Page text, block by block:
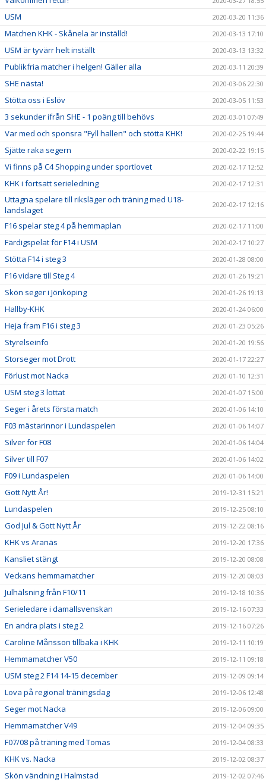
USM 2020-03-20 11:36
Matchen KHK - Skånela är inställd! 2020-03-13 17:10
USM är tyvärr helt inställt 2020-03-13 13:32
Publikfria matcher i helgen! Gäller alla 2020-03-11 20:39
SHE nästa! 2020-03-06 22:30
Stötta oss i Eslöv 2020-03-05 11:53
3 sekunder ifrån SHE - 1 poäng till behövs 2020-03-01 07:49
Var med och sponsra "Fyll hallen" och stötta KHK! 2020-02-25 19:44
Sjätte raka segern 2020-02-22 19:15
Vi finns på C4 Shopping under sportlovet 2020-02-17 12:52
KHK i fortsatt serieledning 2020-02-17 12:31
Uttagna spelare till riksläger och träning med U18-
landslaget
2020-02-17 12:16
F16 spelar steg 4 på hemmaplan 2020-02-17 11:00
Färdigspelat för F14 i USM 2020-02-17 10:27
Stötta F14 i steg 3 2020-01-28 08:00
F16 vidare till Steg 4 2020-01-26 19:21
Skön seger i Jönköping 2020-01-26 19:13
Hallby-KHK 2020-01-24 06:00
Heja fram F16 i steg 3 2020-01-23 05:26
Styrelseinfo 2020-01-20 19:56
Storseger mot Drott 2020-01-17 22:27
Förlust mot Nacka 2020-01-10 12:31
USM steg 3 lottat 2020-01-07 15:00
Seger i årets första match 2020-01-06 14:10
F03 mästarinnor i Lundaspelen 2020-01-06 14:07
Silver för F08 2020-01-06 14:04
Silver till F07 2020-01-06 14:02
F09 i Lundaspelen 2020-01-06 14:00
Gott Nytt År! 2019-12-31 15:21
Lundaspelen 2019-12-25 08:10
God Jul & Gott Nytt År 2019-12-22 08:16
KHK vs Aranäs 2019-12-20 17:36
Kansliet stängt 2019-12-20 08:08
Veckans hemmamatcher 2019-12-20 08:03
Julhälsning från F10/11 2019-12-18 10:36
Serieledare i damallsvenskan 2019-12-16 07:33
En andra plats i steg 2 2019-12-16 07:26
Caroline Månsson tillbaka i KHK 2019-12-11 10:19
Hemmamatcher V50 2019-12-11 09:18
USM steg 2 F14 14-15 december 2019-12-09 09:14
Lova på regional träningsdag 2019-12-06 12:48
Seger mot Nacka 2019-12-06 09:00
Hemmamatcher V49 2019-12-04 09:35
F07/08 på träning med Tomas 2019-12-04 08:33
KHK vs. Nacka 2019-12-02 08:37
Skön vändning i Halmstad 2019-12-02 07:46